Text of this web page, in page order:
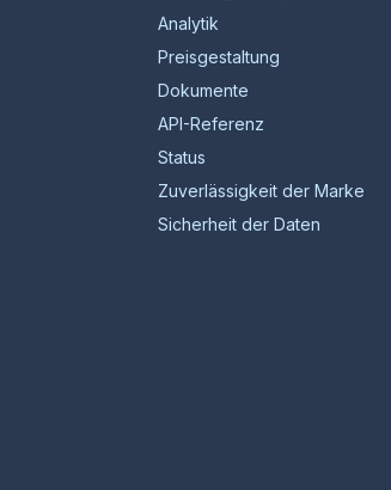
Analytik
Preisgestaltung
Dokumente
API-Referenz
Status
Zuverlässigkeit der Marke
Sicherheit der Daten